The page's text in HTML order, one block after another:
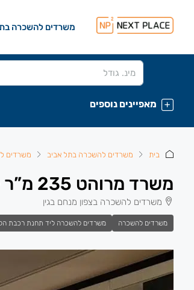
משרדים להשכרה
מאפיינים נוספים
בית משרדים להשכרה בתל אביב משרדים
משרד מרוהט 235 מ”ר להשכרה במידטאון בקרבה לתחנת רכבת השלום
משרדים להשכרה בצפון מנחם בגין
משרדים להשכרה משרדים להשכרה ליד תחנת רכבת